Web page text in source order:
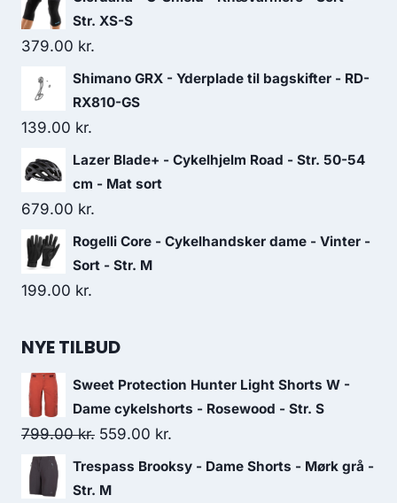
Str. XS-S
379.00 kr.
Shimano GRX - Yderplade til bagskifter - RD-
RX810-GS
139.00 kr.
Lazer Blade+ - Cykelhjelm Road - Str. 50-54
cm - Mat sort
679.00 kr.
Rogelli Core - Cykelhandsker dame - Vinter -
Sort - Str. M
199.00 kr.
NYE TILBUD
Sweet Protection Hunter Light Shorts W -
Dame cykelshorts - Rosewood - Str. S
799.00kr. Original
price
was:
559.00 kr.
price
Trespass Brooksy - Dame Shorts - Mørk grå -
Str. M